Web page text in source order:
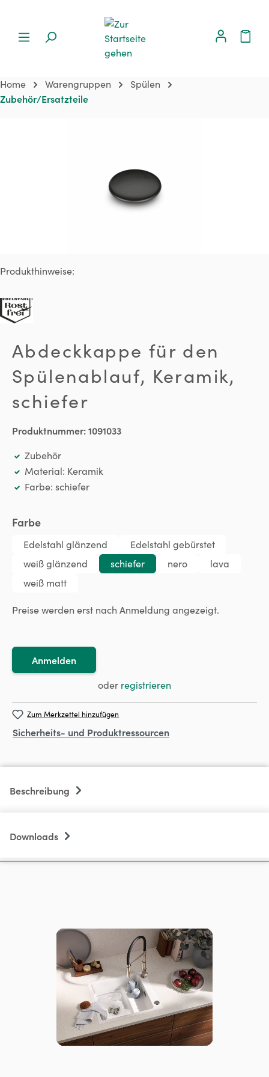
Home Warengruppen Spülen
Zubehör/Ersatzteile
Produkthinweise:
Abdeckkappe für den
Spülenablauf, Keramik,
schiefer
Produktnummer:1091033
Zubehör
Material: Keramik
Farbe: schiefer
Farbeauswählen
Edelstahl glänzend
Edelstahl gebürstet
weiß glänzend
schiefer nero
lava
weiß matt
Preise werden erst nach Anmeldung angezeigt.
Anmelden
oder registrieren
Zum Merkzettel hinzufügen
Sicherheits- und Produktressourcen
Beschreibung
Downloads